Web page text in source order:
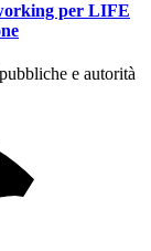
per LIFE
e autorità